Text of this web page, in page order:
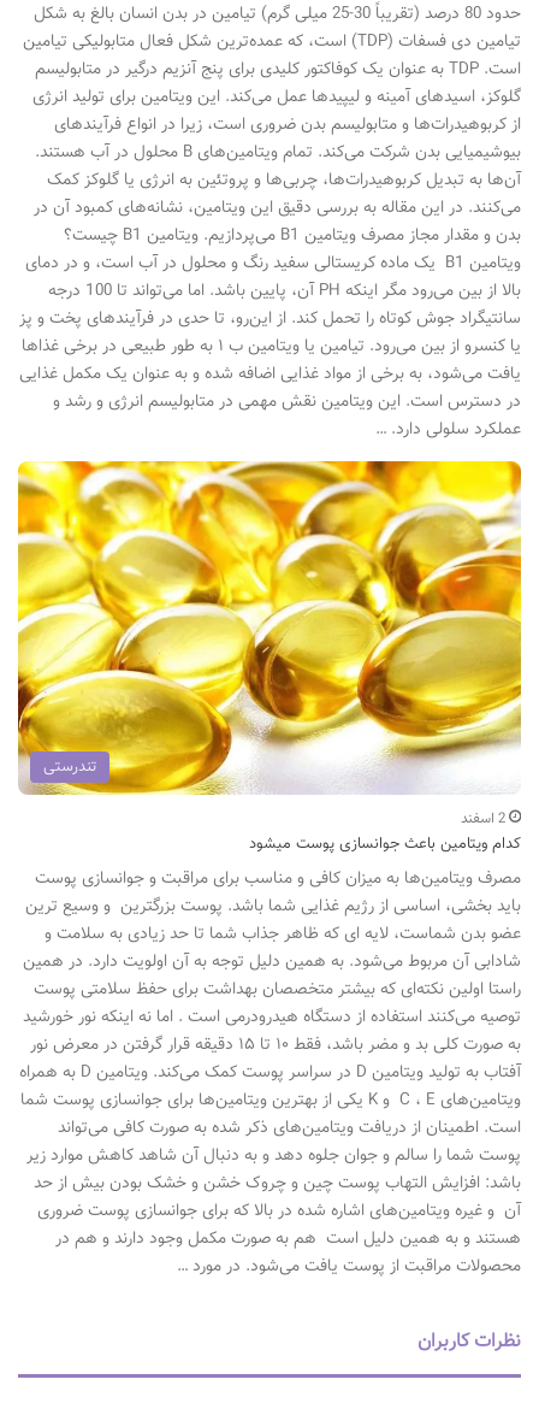
حدود 80 درصد (تقریباً 30-25 میلی گرم) تیامین در بدن انسان بالغ به شکل
تیامین دی فسفات (TDP) است، که عمده‌ترین شکل فعال متابولیکی تیامین
است. TDP به عنوان یک کوفاکتور کلیدی برای پنج آنزیم درگیر در متابولیسم
گلوکز، اسیدهای آمینه و لیپیدها عمل می‌کند. این ویتامین برای تولید انرژی
از کربوهیدرات‌ها و متابولیسم بدن ضروری است، زیرا در انواع فرآیندهای
بیوشیمیایی بدن شرکت می‌کند. تمام ویتامین‌های B محلول در آب هستند.
آن‌ها به تبدیل کربوهیدرات‌ها، چربی‌ها و پروتئین به انرژی یا گلوکز کمک
می‌کنند. در این مقاله به بررسی دقیق این ویتامین، نشانه‌های کمبود آن در
بدن و مقدار مجاز مصرف ویتامین B1 می‌پردازیم. ویتامین B1 چیست؟
ویتامین B1 یک ماده کریستالی سفید رنگ و محلول در آب است، و در دمای
بالا از بین می‌رود مگر اینکه PH آن، پایین باشد. اما می‌تواند تا 100 درجه
سانتیگراد جوش کوتاه را تحمل کند. از این‌رو، تا حدی در فرآیندهای پخت و پز
یا کنسرو از بین می‌رود. تیامین یا ویتامین ب ۱ به طور طبیعی در برخی غذاها
یافت می‌شود، به برخی از مواد غذایی اضافه شده و به عنوان یک مکمل غذایی
در دسترس است. این ویتامین نقش مهمی در متابولیسم انرژی و رشد و
عملکرد سلولی دارد. …
تندرستی
2 اسفند
کدام ویتامین باعث جوانسازی پوست میشود
مصرف ویتامین‌ها به میزان کافی و مناسب برای مراقبت و جوانسازی پوست
باید بخشی، اساسی از رژیم غذایی شما باشد. پوست بزرگترین و وسیع ترین
عضو بدن شماست، لایه ای که ظاهر جذاب شما تا حد زیادی به سلامت و
شادابی آن مربوط می‌شود. به همین دلیل توجه به آن اولویت دارد. در همین
راستا اولین نکته‌ای که بیشتر متخصصان بهداشت برای حفظ سلامتی پوست
توصیه می‌کنند استفاده از دستگاه هیدرودرمی است . اما نه اینکه نور خورشید
به صورت کلی بد و مضر باشد، فقط ۱۰ تا ۱۵ دقیقه قرار گرفتن در معرض نور
آفتاب به تولید ویتامین D در سراسر پوست کمک می‌کند. ویتامین D به همراه
ویتامین‌های C ، E و K یکی از بهترین ویتامین‌ها برای جوانسازی پوست شما
است. اطمینان از دریافت ویتامین‌های ذکر شده به صورت کافی می‌تواند
پوست شما را سالم و جوان جلوه دهد و به دنبال آن شاهد کاهش موارد زیر
باشد: افزایش التهاب پوست چین و چروک خشن و خشک بودن بیش از حد
آن و غیره ویتامین‌های اشاره شده در بالا که برای جوانسازی پوست ضروری
هستند و به همین دلیل است هم به صورت مکمل وجود دارند و هم در
محصولات مراقبت از پوست یافت می‌شود. در مورد …
نظرات کاربران